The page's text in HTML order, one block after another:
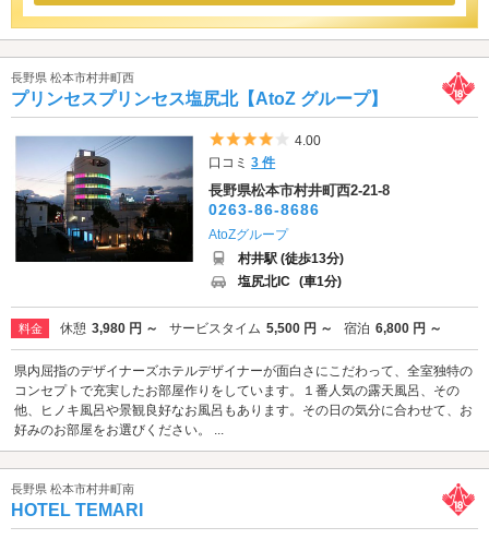
長野県 松本市村井町西
プリンセスプリンセス塩尻北【AtoZ グループ】
5つ星のうち4
4.00
口コミ3 件
長野県松本市村井町西2-21-8
0263-86-8686
AtoZグループ
村井駅 (徒歩13分)
塩尻北IC (車1分)
料金 休憩 3,980 円 ～ サービスタイム 5,500 円 ～ 宿泊 6,800 円 ～
県内屈指のデザイナーズホテルデザイナーが面白さにこだわって、全室独特の
コンセプトで充実したお部屋作りをしています。１番人気の露天風呂、その
他、ヒノキ風呂や景観良好なお風呂もあります。その日の気分に合わせて、お
好みのお部屋をお選びください。 ...
長野県 松本市村井町南
HOTEL TEMARI